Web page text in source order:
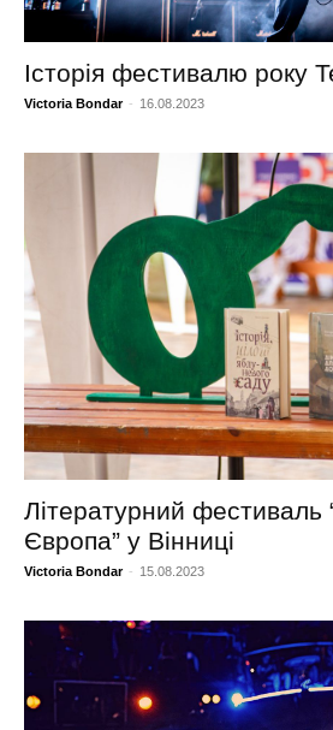
Історія фестивалю року
Victoria Bondar - 16.08.2023
Літературний фестиваль
Європа” у Вінниці
Victoria Bondar - 15.08.2023